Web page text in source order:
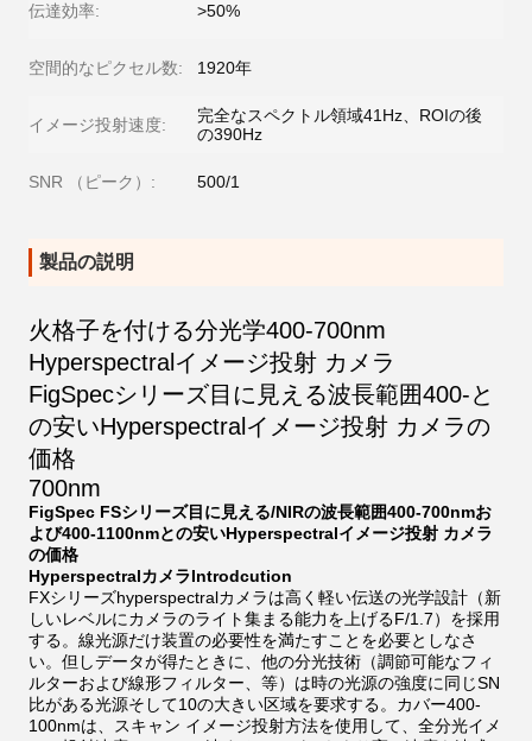
伝達効率: >50%
空間的なピクセル数: 1920年
イメージ投射速度:
完全なスペクトル領域41Hz、ROIの後
の390Hz
SNR （ピーク）: 500/1
製品の説明
火格子を付ける分光学400-700nm
Hyperspectralイメージ投射 カメラ
FigSpecシリーズ目に見える波長範囲400-と
の安いHyperspectralイメージ投射 カメラの
価格
700nm
FigSpec FSシリーズ目に見える/NIRの波長範囲400-700nmお
よび400-1100nmとの安いHyperspectralイメージ投射 カメラ
の価格
HyperspectralカメラIntrodcution
FXシリーズhyperspectralカメラは高く軽い伝送の光学設計（新
しいレベルにカメラのライト集まる能力を上げるF/1.7）を採用
する。線光源だけ装置の必要性を満たすことを必要としなさ
い。但しデータが得たときに、他の分光技術（調節可能なフィ
ルターおよび線形フィルター、等）は時の光源の強度に同じSN
比がある光源そして10の大きい区域を要求する。カバー400-
100nmは、スキャン イメージ投射方法を使用して、全分光イメ